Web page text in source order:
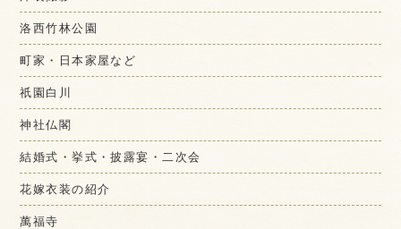
洛西竹林公園
町家・日本家屋など
祇園白川
神社仏閣
結婚式・挙式・披露宴・二次会
花嫁衣装の紹介
萬福寺